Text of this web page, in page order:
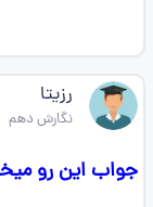
رزیتا
نگارش دهم
جواب این رو